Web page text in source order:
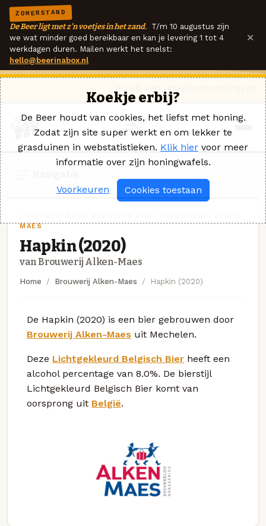
ZOMERSTAND
De Beer ligt met z'n voetjes in het zand. T/m 10 augustus zijn
we wat minder goed bereikbaar en kan je levering 1 tot 4
werkdagen duren. Mailen werkt het snelst:
hello@beerinabox.nl
×
MAES
Hapkin (2020)
van Brouwerij Alken-Maes
Home Brouwerij Alken-Maes Hapkin (2020)
De Hapkin (2020) is een bier gebrouwen door
Brouwerij Alken-Maes uit Mechelen.
Deze Lichtgekleurd Belgisch Bier heeft een
alcohol percentage van 8.0%. De bierstijl
Lichtgekleurd Belgisch Bier komt van
oorsprong uit België.
Koekje erbij?
De Beer houdt van cookies, het liefst met honing.
Zodat zijn site super werkt en om lekker te
grasduinen in webstatistieken. Klik hier voor meer
informatie over zijn honingwafels.
Voorkeuren Cookies toestaan